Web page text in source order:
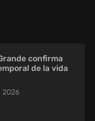
confirma
de la vida
2026